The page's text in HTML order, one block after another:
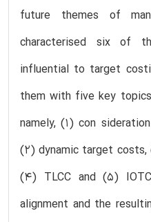
future themes of
characterised six of
influential to target
them with five key
namely, (1) con
(2) dynamic target
(4) TLCC and (5)
alignment and the